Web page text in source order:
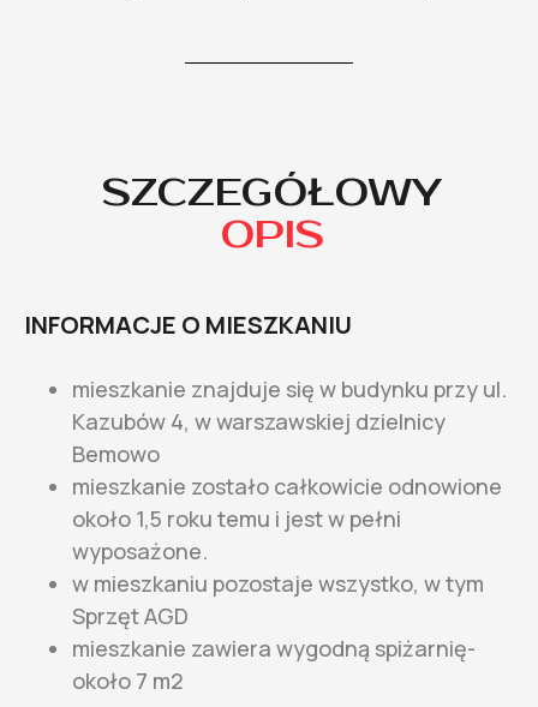
SZCZEGÓŁOWY
OPIS
INFORMACJE O MIESZKANIU
mieszkanie znajduje się w budynku przy ul.
Kazubów 4, w warszawskiej dzielnicy
Bemowo
mieszkanie zostało całkowicie odnowione
około 1,5 roku temu i jest w pełni
wyposażone.
w mieszkaniu pozostaje wszystko, w tym
Sprzęt AGD
mieszkanie zawiera wygodną spiżarnię-
około 7 m2